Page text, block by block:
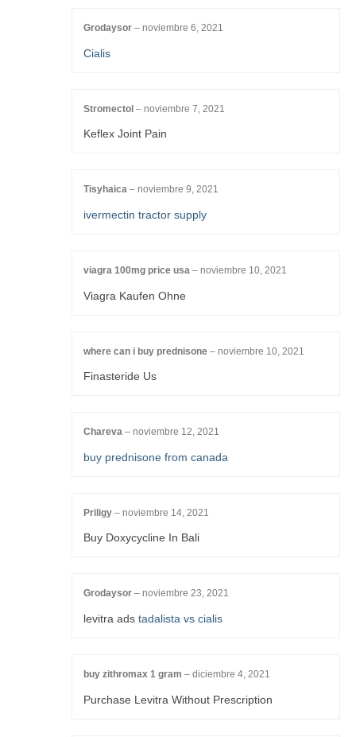
Grodaysor – noviembre 6, 2021
Cialis
Stromectol – noviembre 7, 2021
Keflex Joint Pain
Tisyhaica – noviembre 9, 2021
ivermectin tractor supply
viagra 100mg price usa – noviembre 10, 2021
Viagra Kaufen Ohne
where can i buy prednisone – noviembre 10, 2021
Finasteride Us
Chareva – noviembre 12, 2021
buy prednisone from canada
Priligy – noviembre 14, 2021
Buy Doxycycline In Bali
Grodaysor – noviembre 23, 2021
levitra ads tadalista vs cialis
buy zithromax 1 gram – diciembre 4, 2021
Purchase Levitra Without Prescription